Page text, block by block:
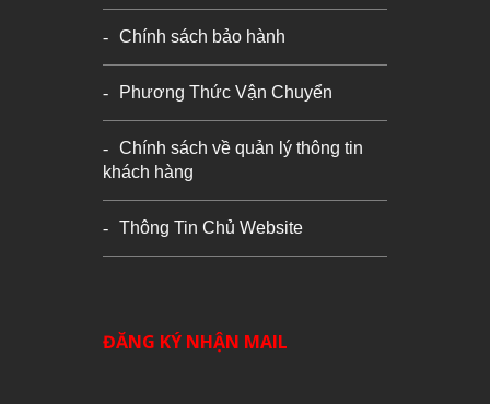
Phụ kiện khắc chữ :
khắc chữ hạt gạo
click here
+ Dây chuyền click
+ Dây đeo tay click
+ Móc khoá click
+ Móc điện thoại click
Chính sách bảo hành
Phương Thức Vận Chuyển
Chính sách về quản lý thông tin
khách hàng
Thông Tin Chủ Website
ĐĂNG KÝ NHẬN MAIL